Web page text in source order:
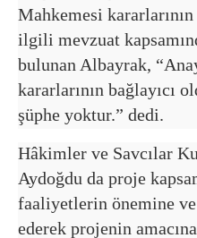
Mahkemesi
ilgili mevzuat
bulunan Albayrak,
kararlarının bağlayıcı
şüphe yoktur.” dedi.
Hâkimler ve Savcılar
Aydoğdu da proje
faaliyetlerin önemine
ederek projenin